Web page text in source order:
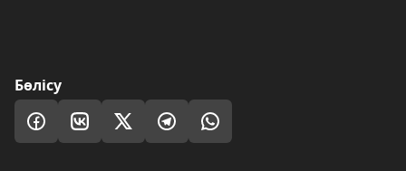
Бөлісу